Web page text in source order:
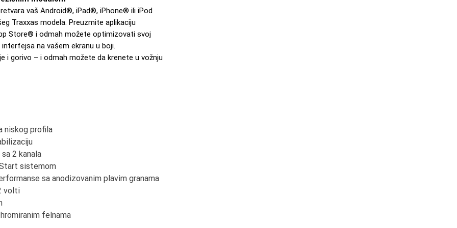
vaš Android®, iPad®, iPhone® ili iPod
Traxxas modela. Preuzmite aplikaciju
Store® i odmah možete optimizovati svoj
na vašem ekranu u boji.
i gorivo – i odmah možete da krenete u vožnju
niskog profila
2 kanala
sistemom
sa anodizovanim plavim granama
volti
felnama